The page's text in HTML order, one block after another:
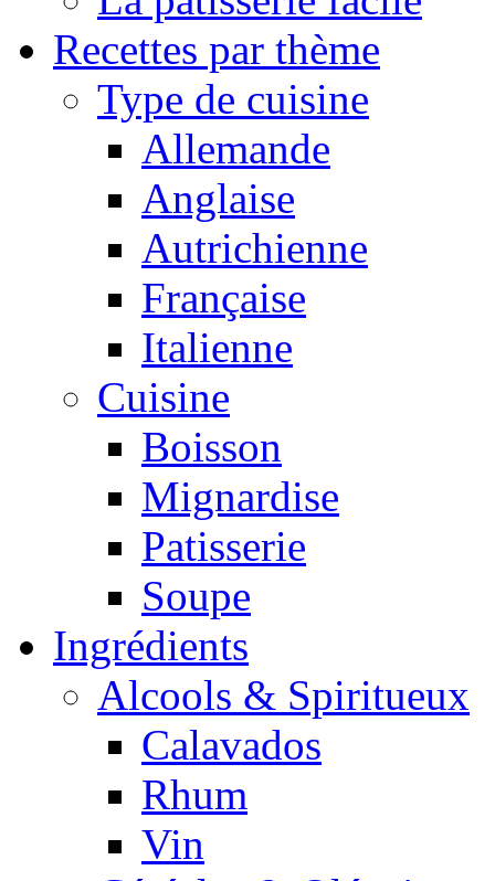
Recettes par thème
Type de cuisine
Allemande
Anglaise
Autrichienne
Française
Italienne
Cuisine
Boisson
Mignardise
Patisserie
Soupe
Ingrédients
Alcools & Spiritueux
Calavados
Rhum
Vin